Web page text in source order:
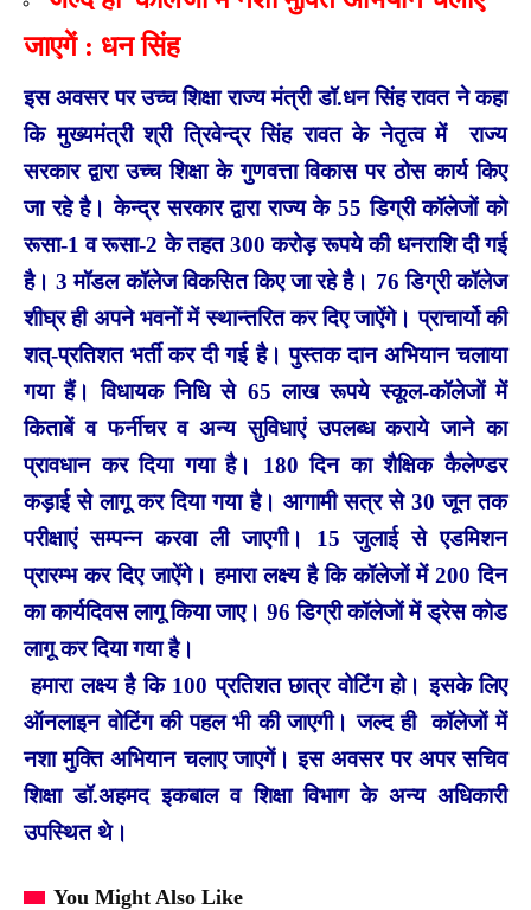
जाएगें : धन सिंह
इस अवसर पर उच्च शिक्षा राज्य मंत्री डॉ.धन सिंह रावत ने कहा
कि मुख्यमंत्री श्री त्रिवेन्द्र सिंह रावत के नेतृत्व में राज्य
सरकार द्वारा उच्च शिक्षा के गुणवत्ता विकास पर ठोस कार्य किए
जा रहे है। केन्द्र सरकार द्वारा राज्य के 55 डिग्री कॉलेजों को
रूसा-1 व रूसा-2 के तहत 300 करोड़ रूपये की धनराशि दी गई
है। 3 मॉडल कॉलेज विकसित किए जा रहे है। 76 डिग्री कॉलेज
शीघ्र ही अपने भवनों में स्थान्तरित कर दिए जाऐंगे। प्राचार्यो की
शत्-प्रतिशत भर्ती कर दी गई है। पुस्तक दान अभियान चलाया
गया हैं। विधायक निधि से 65 लाख रूपये स्कूल-कॉलेजों में
किताबें व फर्नीचर व अन्य सुविधाएं उपलब्ध कराये जाने का
प्रावधान कर दिया गया है। 180 दिन का शैक्षिक कैलेण्डर
कड़ाई से लागू कर दिया गया है। आगामी सत्र से 30 जून तक
परीक्षाएं सम्पन्न करवा ली जाएगी। 15 जुलाई से एडमिशन
प्रारम्भ कर दिए जाऐंगे। हमारा लक्ष्य है कि कॉलेजों में 200 दिन
का कार्यदिवस लागू किया जाए। 96 डिग्री कॉलेजों में ड्रेस कोड
लागू कर दिया गया है।
हमारा लक्ष्य है कि 100 प्रतिशत छात्र वोटिंग हो। इसके लिए
ऑनलाइन वोटिंग की पहल भी की जाएगी। जल्द ही कॉलेजों में
नशा मुक्ति अभियान चलाए जाएगें। इस अवसर पर अपर सचिव
शिक्षा डॉ.अहमद इकबाल व शिक्षा विभाग के अन्य अधिकारी
उपस्थित थे।
You Might Also Like